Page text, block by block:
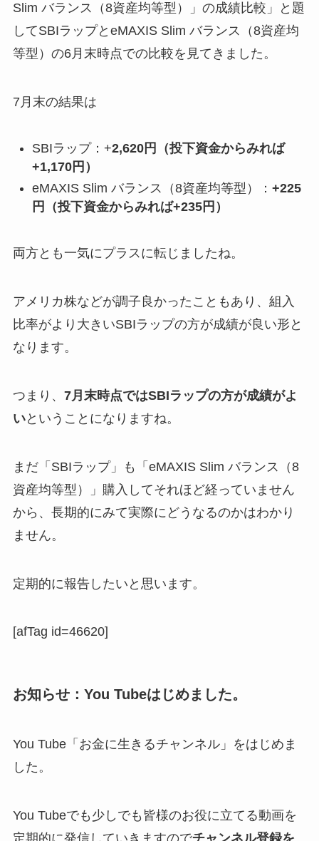
Slim バランス（8資産均等型）」の成績比較」と題
してSBIラップとeMAXIS Slim バランス（8資産均
等型）の6月末時点での比較を見てきました。
7月末の結果は
SBIラップ：+2,620円
（投下資金からみれば
+1,170円 ）
eMAXIS Slim バランス（8資産均等型）： +225
円
（投下資金からみれば+235円）
両方とも一気にプラスに転じましたね。
アメリカ株などが調子良かったこともあり、組入
比率がより大きいSBIラップの方が成績が良い形と
なります。
つまり、 7月末時点ではSBIラップの方が成績がよ
いということになりますね。
まだ「SBIラップ」も「eMAXIS Slim バランス（8
資産均等型）」購入してそれほど経っていません
から、長期的にみて実際にどうなるのかはわかり
ません。
定期的に報告したいと思います。
[afTag id=46620]
お知らせ：You Tubeはじめました。
You Tube「お金に生きるチャンネル」をはじめま
した。
You Tubeでも少しでも皆様のお役に立てる動画を
定期的に発信していきますのでチャンネル登録を